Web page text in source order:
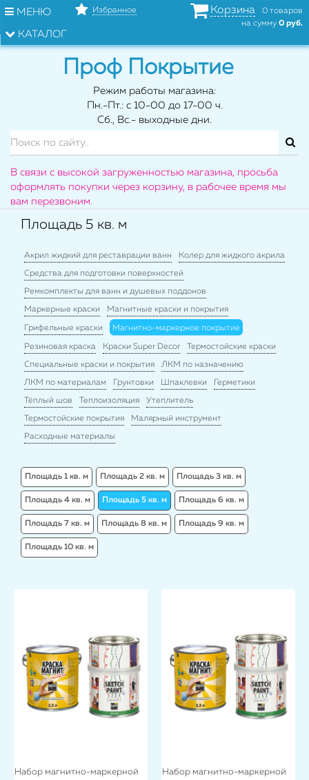
МЕНЮ
КАТАЛОГ
Избранное Корзина
0 товаров
на сумму 0 руб.
Проф Покрытие
Режим работы магазина:
Пн.-Пт.: с 10-00 до 17-00 ч.
Сб., Вс.- выходные дни.
В связи с высокой загруженностью магазина, просьба
оформлять покупки через корзину, в рабочее время мы
вам перезвоним.
Площадь 5 кв. м
Акрил жидкий для реставрации ванн Колер для жидкого акрила
Средства для подготовки поверхностей
Ремкомплекты для ванн и душевых поддонов
Маркерные краски Магнитные краски и покрытия
Грифельные краски Магнитно-маркерное покрытие
Резиновая краска Краски Super Decor Термостойские краски
Специальные краски и покрытия ЛКМ по назначению
ЛКМ по материалам Грунтовки Шпаклевки Герметики
Тёплый шов Теплоизоляция Утеплитель
Термостойские покрытия Малярный инструмент
Расходные материалы
Площадь 1 кв. м Площадь 2 кв. м Площадь 3 кв. м
Площадь 4 кв. м Площадь 5 кв. м Площадь 6 кв. м
Площадь 7 кв. м Площадь 8 кв. м Площадь 9 кв. м
Площадь 10 кв. м
Набор магнитно-маркерной
Набор магнитно-маркерной